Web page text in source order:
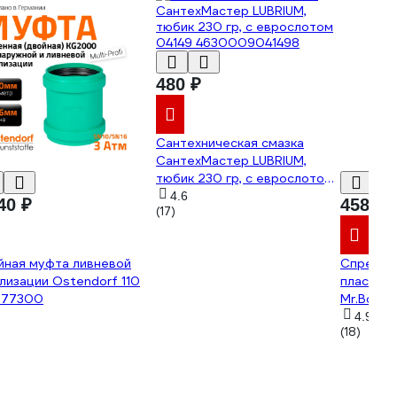
₽
муфта ливневой
Ostendorf 110
480 ₽
Сантехническая смазка
СантехМастер LUBRIUM,
тюбик 230 гр, с еврослотом
04149 4630009041498
4.6
(17) 458 ₽
Спрей-
4.9
(18)